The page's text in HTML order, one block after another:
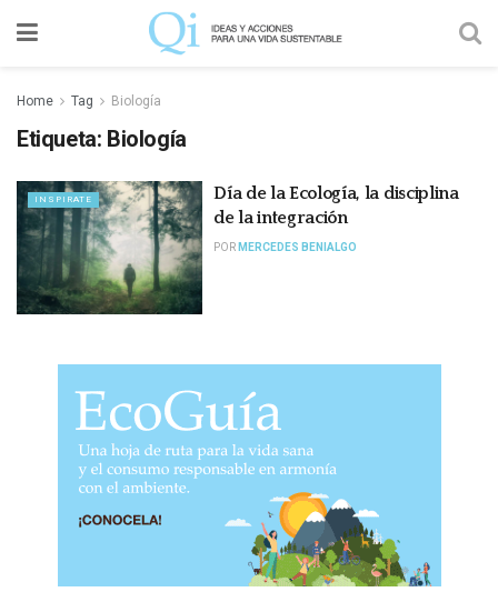
Home Tag Biología
Etiqueta: Biología
INSPIRATE
Día de la Ecología, la disciplina
de la integración
POR MERCEDES BENIALGO